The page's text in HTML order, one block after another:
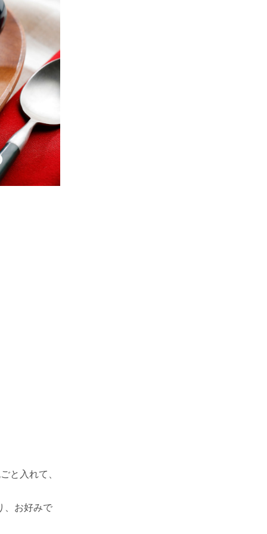
と入れて、
、お好みで